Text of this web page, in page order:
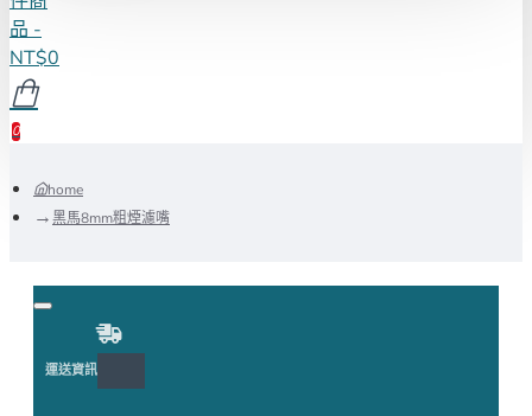
品 -
NT$0
0
home
黑馬8mm粗煙濾嘴
運送資訊